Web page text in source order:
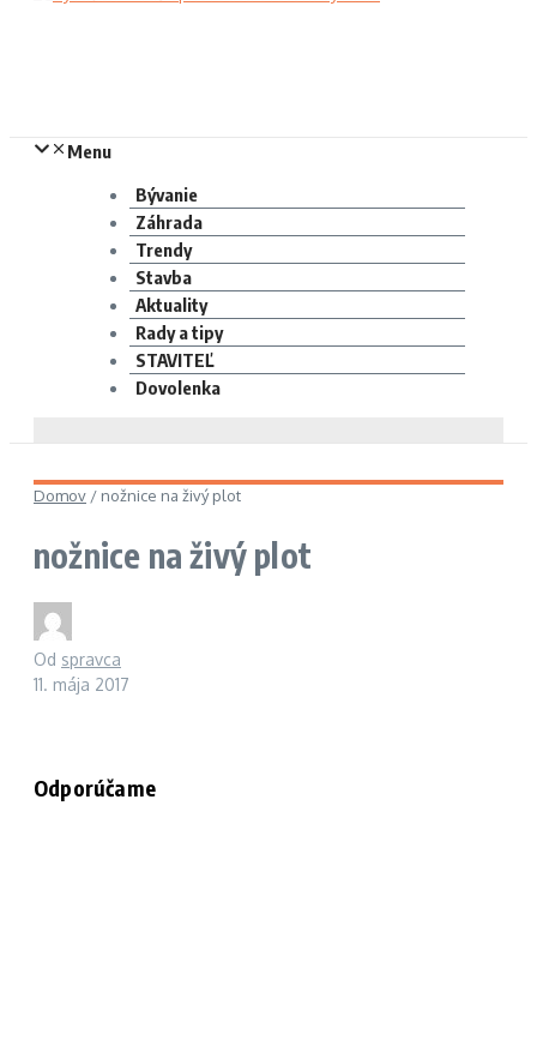
Menu
Bývanie
Záhrada
Trendy
Stavba
Aktuality
Rady a tipy
STAVITEĽ
Dovolenka
Domov / nožnice na živý plot
nožnice na živý plot
Od spravca
11. mája 2017
Odporúčame